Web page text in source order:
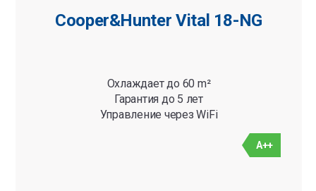
Cooper&Hunter Vital 18-NG
Охлаждает до 60 m²
Гарантия до 5 лет
Управление через WiFi
A++